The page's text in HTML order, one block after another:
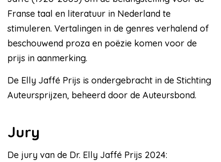
Franse taal en literatuur in Nederland te
stimuleren. Vertalingen in de genres verhalend of
beschouwend proza en poëzie komen voor de
prijs in aanmerking.
De Elly Jaffé Prijs is ondergebracht in de Stichting
Auteursprijzen, beheerd door de Auteursbond.
Jury
De jury van de Dr. Elly Jaffé Prijs 2024: